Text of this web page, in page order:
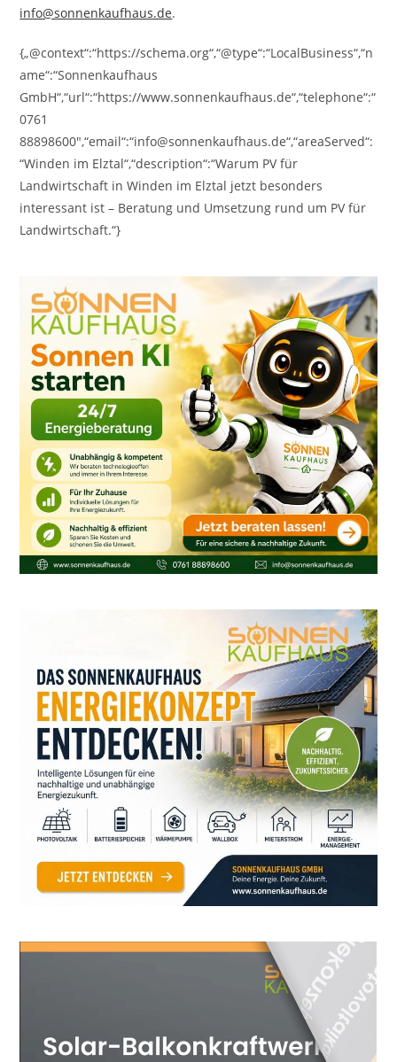
info@sonnenkaufhaus.de.
{„@context“:“https://schema.org“,“@type“:“LocalBusiness“,“n
ame“:“Sonnenkaufhaus
GmbH“,“url“:“https://www.sonnenkaufhaus.de“,“telephone“:“
0761
88898600″,“email“:“info@sonnenkaufhaus.de“,“areaServed“:
“Winden im Elztal“,“description“:“Warum PV für
Landwirtschaft in Winden im Elztal jetzt besonders
interessant ist – Beratung und Umsetzung rund um PV für
Landwirtschaft.“}